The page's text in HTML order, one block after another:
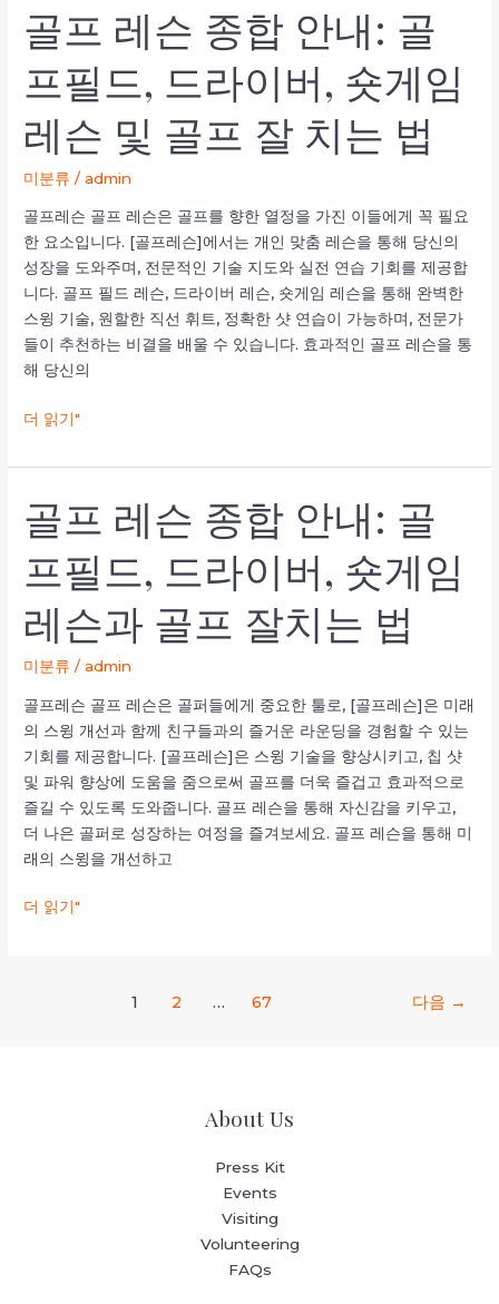
골프 레슨 종합 안내: 골
프필드, 드라이버, 숏게임
레슨 및 골프 잘 치는 법
미분류 /admin
골프레슨 골프 레슨은 골프를 향한 열정을 가진 이들에게 꼭 필요
한 요소입니다. [골프레슨]에서는 개인 맞춤 레슨을 통해 당신의
성장을 도와주며, 전문적인 기술 지도와 실전 연습 기회를 제공합
니다. 골프 필드 레슨, 드라이버 레슨, 숏게임 레슨을 통해 완벽한
스윙 기술, 원할한 직선 휘트, 정확한 샷 연습이 가능하며, 전문가
들이 추천하는 비결을 배울 수 있습니다. 효과적인 골프 레슨을 통
해 당신의
골
프
슨
합
안
골
프
필
드,
드
라
이
숏
레
슨
골
잘
는
법
더 읽기"
골프 레슨 종합 안내: 골
프필드, 드라이버, 숏게임
레슨과 골프 잘치는 법
미분류 /admin
골프레슨 골프 레슨은 골퍼들에게 중요한 툴로, [골프레슨]은 미래
의 스윙 개선과 함께 친구들과의 즐거운 라운딩을 경험할 수 있는
기회를 제공합니다. [골프레슨]은 스윙 기술을 향상시키고, 칩 샷
및 파워 향상에 도움을 줌으로써 골프를 더욱 즐겁고 효과적으로
즐길 수 있도록 도와줍니다. 골프 레슨을 통해 자신감을 키우고,
더 나은 골퍼로 성장하는 여정을 즐겨보세요. 골프 레슨을 통해 미
래의 스윙을 개선하고
골
프
슨
합
안
골
프
필
드,
드
라
이
숏
더 읽기"
1 2 … 67 다음 →
About Us
Press Kit
Events
Visiting
Volunteering
FAQs